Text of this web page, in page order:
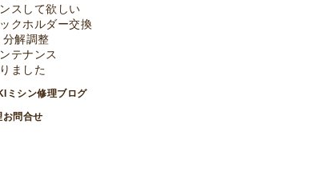
スして欲しい
クホルダー交換
分解調整
テナンス
ました
ミシン修理ブログ
お問合せ